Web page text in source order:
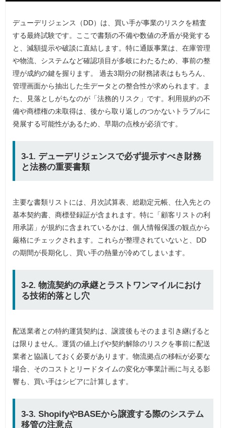
デューデリジェンス（DD）は、買い手が事業のリスクを精査
する最終試験です。ここで書類の不備や数値の矛盾が発覚する
と、減額提示や破談に直結します。特に通販事業は、在庫管理
や物流、システムなど確認項目が多岐にわたるため、事前の整
理が成約の鍵を握ります。 過去3期分の財務諸表はもちろん、
管理画面から抽出した生データとの整合性が求められます。ま
た、見落としがちなのが「法務的リスク」です。利用規約の不
備や商標権の未取得は、後から取り返しのつかないトラブルに
発展する可能性があるため、早期の点検が必須です。
3-1. デューデリジェンスで必ず提示すべき財務
と法務の重要書類
主要な書類リストには、月次試算表、総勘定元帳、仕入先との
基本契約書、商標登録証が含まれます。特に「顧客リストの利
用承諾」が規約に含まれているかは、個人情報保護の観点から
厳格にチェックされます。これらが整理されていないと、DD
の期間が長期化し、買い手の熱量が冷めてしまいます。
3-2. 物流契約の承継とラストワンマイルにおけ
る技術的落とし穴
配送業者との特約運賃契約は、譲渡後もそのまま引き継げると
は限りません。運賃の値上げや契約解除のリスクを事前に配送
業者と協議しておく必要があります。物流拠点の移転が必要な
場合、そのコストとリードタイムの変化が事業計画に与える影
響も、買い手はシビアに計算します。
3-3. ShopifyやBASEから譲渡する際のシステム
移管の注意点